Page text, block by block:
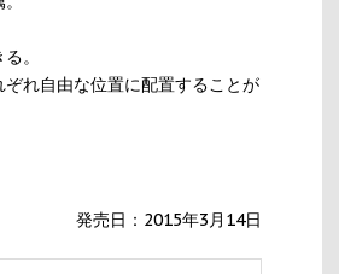
。
れ自由な位置に配置することが
発売日：2015年3月14日